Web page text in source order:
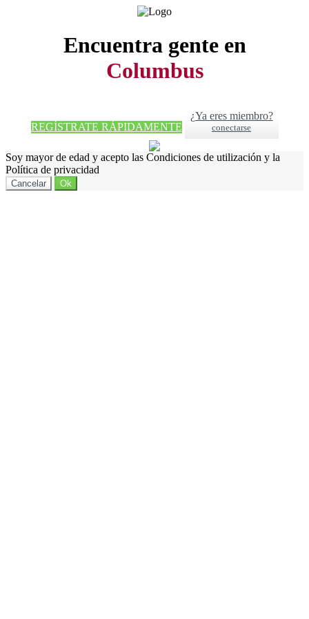
Encuentra gente en
Columbus
REGÍSTRATE RÁPIDAMENTE
¿Ya eres miembro?
conectarse
Soy mayor de edad y acepto las Condiciones de utilización y la
Política de privacidad
Cancelar Ok